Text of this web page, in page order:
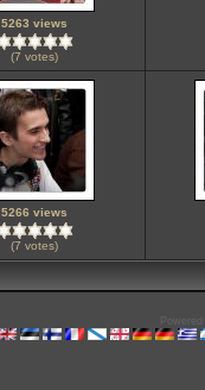
5263 views
(7 votes)
5266 views
(7 votes)